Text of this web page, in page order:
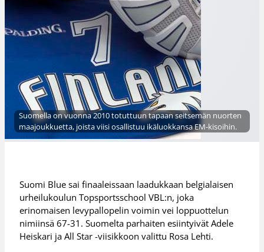
Suomella on vuonna 2010 totuttuun tapaan seitsemän nuorten
maajoukkuetta, joista viisi osallistuu ikäluokkansa EM-kisoihin.
Suomi Blue sai finaaleissaan laadukkaan belgialaisen
urheilukoulun Topsportsschool VBL:n, joka
erinomaisen levypallopelin voimin vei loppuottelun
nimiinsä 67-31. Suomelta parhaiten esiintyivät Adele
Heiskari ja All Star -viisikkoon valittu Rosa Lehti.